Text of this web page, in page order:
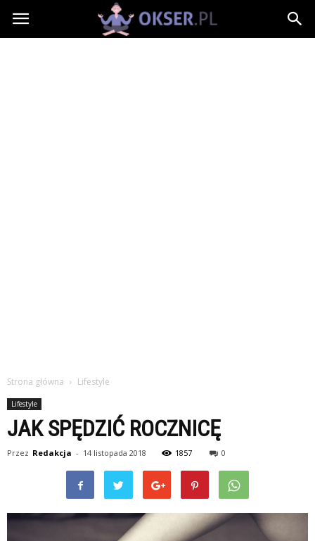
Okser.pl
Strona główna Lifestyle
Lifestyle
JAK SPĘDZIĆ ROCZNICĘ
Przez Redakcja - 14 listopada 2018 1857 0